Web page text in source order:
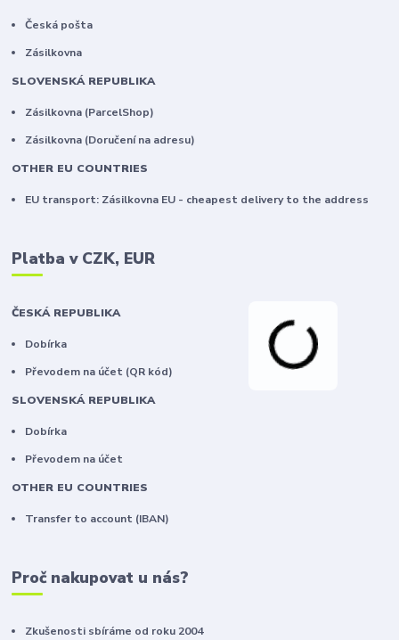
Česká pošta
Zásilkovna
SLOVENSKÁ REPUBLIKA
Zásilkovna (ParcelShop)
Zásilkovna (Doručení na adresu)
OTHER EU COUNTRIES
EU transport: Zásilkovna EU - cheapest delivery to the address
Platba v CZK, EUR
ČESKÁ REPUBLIKA
Dobírka
Převodem na účet (QR kód)
SLOVENSKÁ REPUBLIKA
Dobírka
Převodem na účet
OTHER EU COUNTRIES
Transfer to account (IBAN)
Proč nakupovat u nás?
Zkušenosti sbíráme od roku 2004